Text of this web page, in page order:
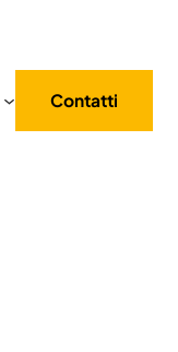
Contatti